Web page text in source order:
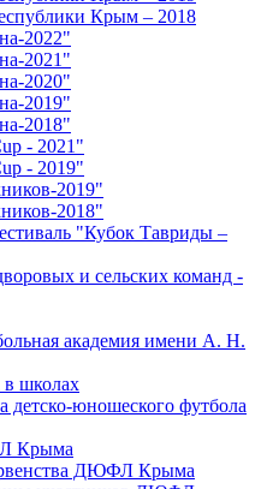
Крым – 2018
2022"
2021"
2020"
2019"
2018"
- 2021"
- 2019"
2019"
2018"
"Кубок Тавриды –
и сельских команд -
академия имени А. Н.
в школах
детско-юношеского футбола
Крыма
ДЮФЛ Крыма